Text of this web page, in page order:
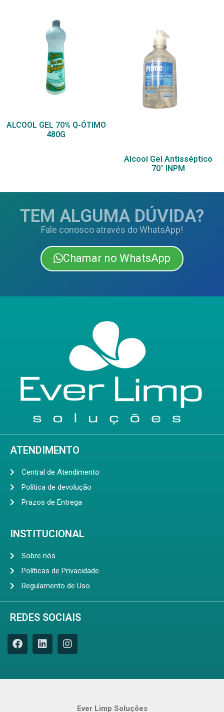
ALCOOL GEL 70% Q-ÓTIMO
480G
Alcool Gel Antisséptico
70° INPM
TEM ALGUMA DÚVIDA?
Fale conosco através do WhatsApp!
Chamar no WhatsApp
ATENDIMENTO
Central de Atendimento
Política de devolução
Prazos de Entrega
INSTITUCIONAL
Sobre nós
Políticas de Privacidade
Regulamento de Uso
REDES SOCIAIS
Ever Limp Soluções